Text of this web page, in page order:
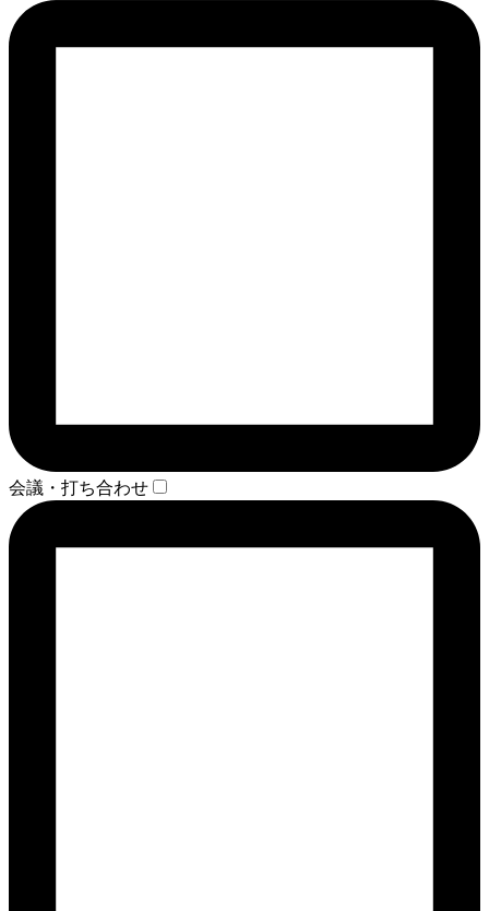
会議・打ち合わせ